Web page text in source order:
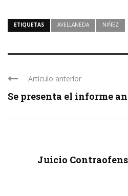
ETIQUETAS AVELLANEDA NIÑEZ
Artículo anterior
Se presenta el informe
Juicio